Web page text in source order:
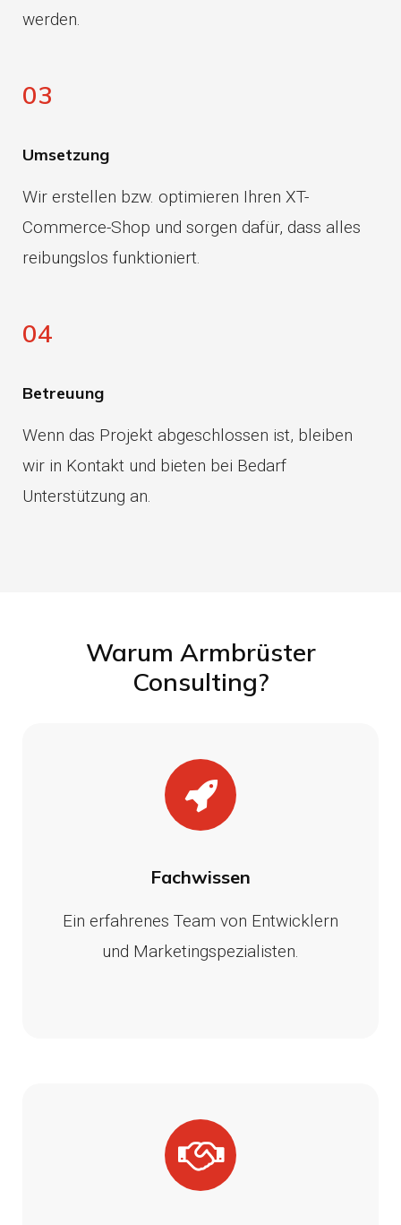
werden.
03
Umsetzung
Wir erstellen bzw. optimieren Ihren XT-
Commerce-Shop und sorgen dafür, dass alles
reibungslos funktioniert.
04
Betreuung
Wenn das Projekt abgeschlossen ist, bleiben
wir in Kontakt und bieten bei Bedarf
Unterstützung an.
Warum Armbrüster
Consulting?
Fachwissen
Ein erfahrenes Team von Entwicklern
und Marketingspezialisten.